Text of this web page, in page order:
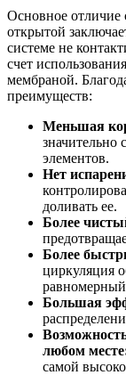
Основное отличие
открытой
системе не
счет
мембраной.
преимуществ:
Меньшая
значительно
элементов.
Нет
доливать ее.
Более
Более
циркуляция
Большая
любом
самой